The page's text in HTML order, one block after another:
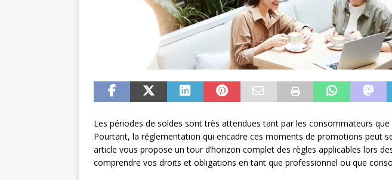
Les périodes de soldes sont très attendues tant par les consommateurs
Pourtant, la réglementation qui encadre ces moments de promotions peut
article vous propose un tour d’horizon complet des règles applicables lors
comprendre vos droits et obligations en tant que professionnel ou que